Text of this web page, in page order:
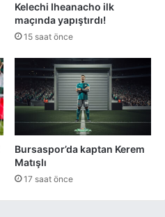
Kelechi Iheanacho ilk
maçında yapıştırdı!
15 saat önce
Bursaspor’da kaptan Kerem
Matışlı
17 saat önce